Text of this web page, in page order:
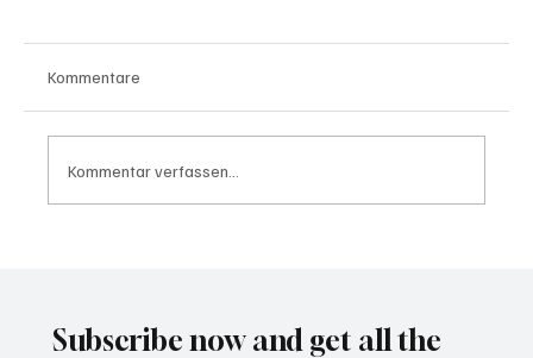
Kommentare
Kommentar verfassen...
Subscribe now and get all the